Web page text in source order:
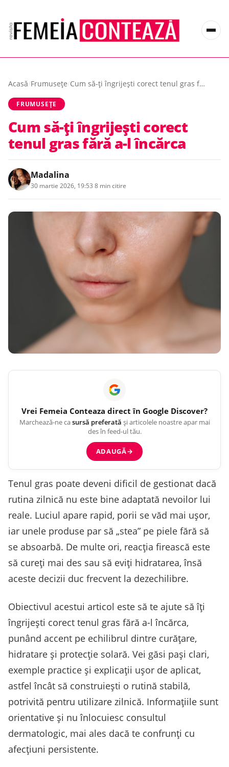
Acasă/Frumusețe/ Cum să-ți îngrijești corect tenul gras fără a-l încărca
FRUMUSEȚE
Cum să-ți îngrijești corect
tenul gras fără a-l încărca
Madalina
30 martie 2026, 19:53 8 min citire
Vrei Femeia Conteaza direct în Google Discover?
Marchează-ne casursă preferată și articolele noastre apar mai
des în feed-ul tău.
ADAUGĂ→
Tenul gras poate deveni dificil de gestionat dacă
rutina zilnică nu este bine adaptată nevoilor lui
reale. Luciul apare rapid, porii se văd mai ușor,
iar unele produse par să „stea” pe piele fără să
se absoarbă. De multe ori, reacția firească este
să cureți mai des sau să eviți hidratarea, însă
aceste decizii duc frecvent la dezechilibre.
Obiectivul acestui articol este să te ajute să îți
îngrijești corect tenul gras fără a-l încărca,
punând accent pe echilibrul dintre curățare,
hidratare și protecție solară. Vei găsi pași clari,
exemple practice și explicații ușor de aplicat,
astfel încât să construiești o rutină stabilă,
potrivită pentru utilizare zilnică. Informațiile sunt
orientative și nu înlocuiesc consultul
dermatologic, mai ales dacă te confrunți cu
afecțiuni persistente.